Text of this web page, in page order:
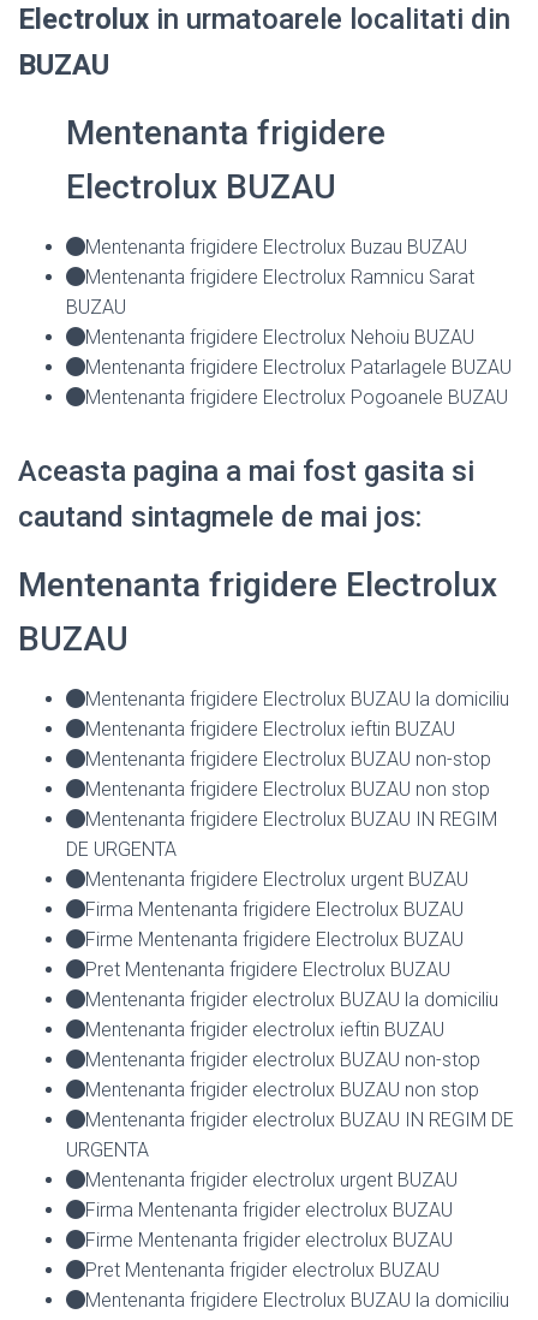
Electrolux in urmatoarele localitati din
BUZAU
Mentenanta frigidere
Electrolux BUZAU
Mentenanta frigidere Electrolux Buzau BUZAU
Mentenanta frigidere Electrolux Ramnicu Sarat
BUZAU
Mentenanta frigidere Electrolux Nehoiu BUZAU
Mentenanta frigidere Electrolux Patarlagele BUZAU
Mentenanta frigidere Electrolux Pogoanele BUZAU
Aceasta pagina a mai fost gasita si
cautand sintagmele de mai jos:
Mentenanta frigidere Electrolux
BUZAU
Mentenanta frigidere Electrolux BUZAU la domiciliu
Mentenanta frigidere Electrolux ieftin BUZAU
Mentenanta frigidere Electrolux BUZAU non-stop
Mentenanta frigidere Electrolux BUZAU non stop
Mentenanta frigidere Electrolux BUZAU IN REGIM
DE URGENTA
Mentenanta frigidere Electrolux urgent BUZAU
Firma Mentenanta frigidere Electrolux BUZAU
Firme Mentenanta frigidere Electrolux BUZAU
Pret Mentenanta frigidere Electrolux BUZAU
Mentenanta frigider electrolux BUZAU la domiciliu
Mentenanta frigider electrolux ieftin BUZAU
Mentenanta frigider electrolux BUZAU non-stop
Mentenanta frigider electrolux BUZAU non stop
Mentenanta frigider electrolux BUZAU IN REGIM DE
URGENTA
Mentenanta frigider electrolux urgent BUZAU
Firma Mentenanta frigider electrolux BUZAU
Firme Mentenanta frigider electrolux BUZAU
Pret Mentenanta frigider electrolux BUZAU
Mentenanta frigidere Electrolux BUZAU la domiciliu